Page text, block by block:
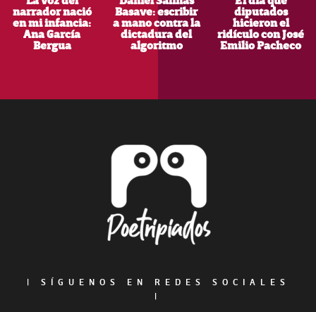
narrador nació
en mi infancia:
Ana García
Bergua
Basave: escribir
a mano contra la
dictadura del
algoritmo
diputados
hicieron el
ridículo con José
Emilio Pacheco
|
SÍGUENOS EN REDES SOCIALES
|